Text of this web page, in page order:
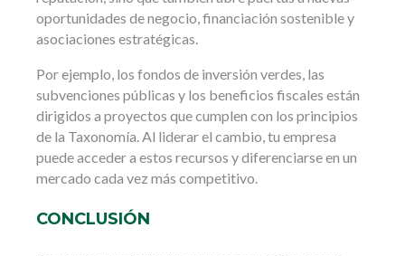
oportunidades de negocio, financiación sostenible y
asociaciones estratégicas.
Por ejemplo, los fondos de inversión verdes, las
subvenciones públicas y los beneficios fiscales están
dirigidos a proyectos que cumplen con los principios
de la Taxonomía. Al liderar el cambio, tu empresa
puede acceder a estos recursos y diferenciarse en un
mercado cada vez más competitivo.
CONCLUSIÓN